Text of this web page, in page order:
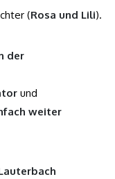
(Rosa und Lili).
der
und
weiter